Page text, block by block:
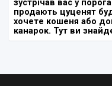
зустрічав вас у
продають цуценят
хочете кошеня або
канарок. Тут ви